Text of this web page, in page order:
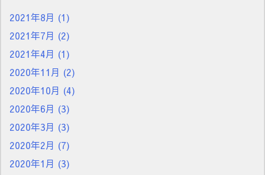
2021年8月 (1)
2021年7月 (2)
2021年4月 (1)
2020年11月 (2)
2020年10月 (4)
2020年6月 (3)
2020年3月 (3)
2020年2月 (7)
2020年1月 (3)